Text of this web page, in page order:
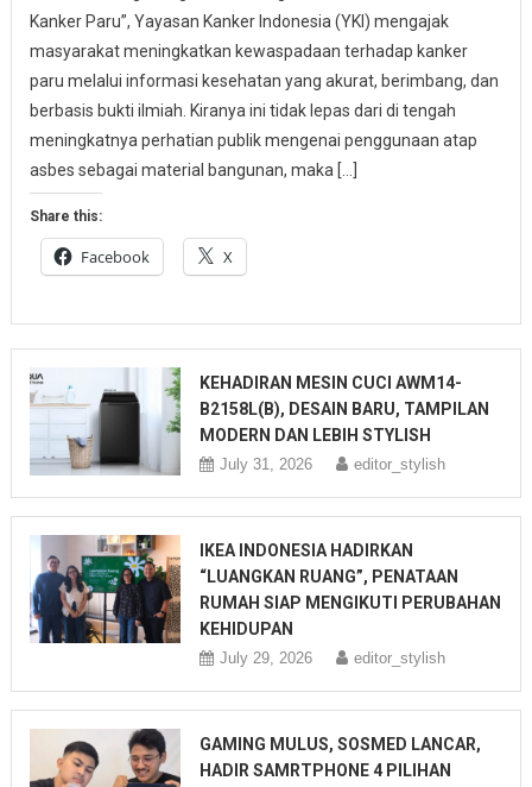
Kanker Paru”, Yayasan Kanker Indonesia (YKI) mengajak
masyarakat meningkatkan kewaspadaan terhadap kanker
paru melalui informasi kesehatan yang akurat, berimbang, dan
berbasis bukti ilmiah. Kiranya ini tidak lepas dari di tengah
meningkatnya perhatian publik mengenai penggunaan atap
asbes sebagai material bangunan, maka […]
Share this:
Facebook X
KEHADIRAN MESIN CUCI AWM14-
B2158L(B), DESAIN BARU, TAMPILAN
MODERN DAN LEBIH STYLISH
July 31, 2026 editor_stylish
IKEA INDONESIA HADIRKAN
“LUANGKAN RUANG”, PENATAAN
RUMAH SIAP MENGIKUTI PERUBAHAN
KEHIDUPAN
July 29, 2026 editor_stylish
GAMING MULUS, SOSMED LANCAR,
HADIR SAMRTPHONE 4 PILIHAN